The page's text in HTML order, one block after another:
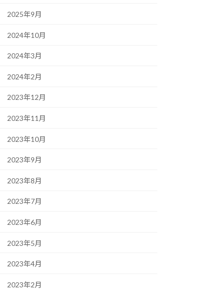
2025年9月
2024年10月
2024年3月
2024年2月
2023年12月
2023年11月
2023年10月
2023年9月
2023年8月
2023年7月
2023年6月
2023年5月
2023年4月
2023年2月